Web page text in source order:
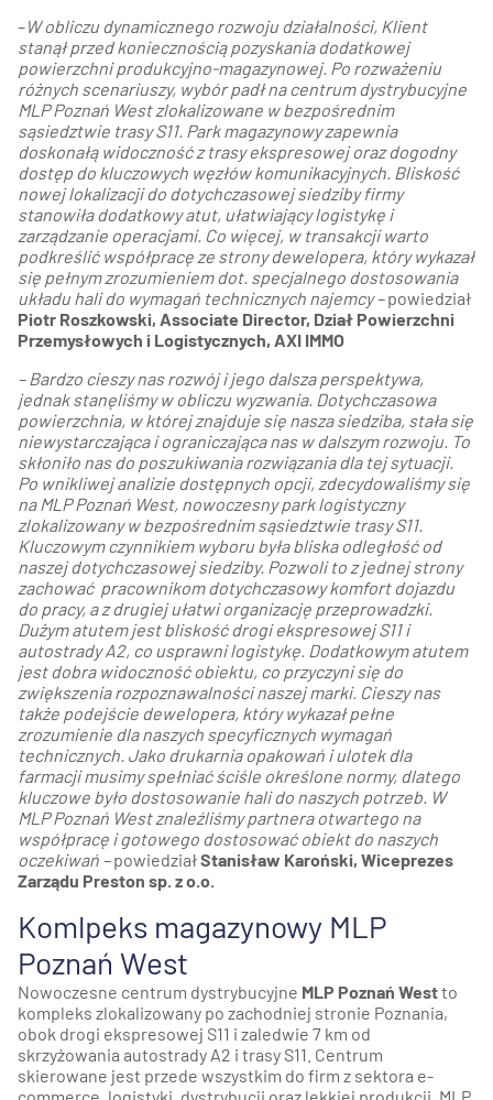
–W obliczu dynamicznego rozwoju działalności, Klient
stanął przed koniecznością pozyskania dodatkowej
powierzchni produkcyjno-magazynowej. Po rozważeniu
różnych scenariuszy, wybór padł na centrum dystrybucyjne
MLP Poznań West zlokalizowane w bezpośrednim
sąsiedztwie trasy S11. Park magazynowy zapewnia
doskonałą widoczność z trasy ekspresowej oraz dogodny
dostęp do kluczowych węzłów komunikacyjnych. Bliskość
nowej lokalizacji do dotychczasowej siedziby firmy
stanowiła dodatkowy atut, ułatwiający logistykę i
zarządzanie operacjami. Co więcej, w transakcji warto
podkreślić współpracę ze strony dewelopera, który wykazał
się pełnym zrozumieniem dot. specjalnego dostosowania
układu hali do wymagań technicznych najemcy –powiedział
Piotr Roszkowski, Associate Director, Dział Powierzchni
Przemysłowych i Logistycznych, AXI IMMO
– Bardzo cieszy nas rozwój i jego dalsza perspektywa,
jednak stanęliśmy w obliczu wyzwania. Dotychczasowa
powierzchnia, w której znajduje się nasza siedziba, stała się
niewystarczająca i ograniczająca nas w dalszym rozwoju. To
skłoniło nas do poszukiwania rozwiązania dla tej sytuacji.
Po wnikliwej analizie dostępnych opcji, zdecydowaliśmy się
na MLP Poznań West, nowoczesny park logistyczny
zlokalizowany w bezpośrednim sąsiedztwie trasy S11.
Kluczowym czynnikiem wyboru była bliska odległość od
naszej dotychczasowej siedziby. Pozwoli to z jednej strony
zachować pracownikom dotychczasowy komfort dojazdu
do pracy, a z drugiej ułatwi organizację przeprowadzki.
Dużym atutem jest bliskość drogi ekspresowej S11 i
autostrady A2, co usprawni logistykę. Dodatkowym atutem
jest dobra widoczność obiektu, co przyczyni się do
zwiększenia rozpoznawalności naszej marki. Cieszy nas
także podejście dewelopera, który wykazał pełne
zrozumienie dla naszych specyficznych wymagań
technicznych. Jako drukarnia opakowań i ulotek dla
farmacji musimy spełniać ściśle określone normy, dlatego
kluczowe było dostosowanie hali do naszych potrzeb. W
MLP Poznań West znaleźliśmy partnera otwartego na
współpracę i gotowego dostosować obiekt do naszych
oczekiwań –powiedziałStanisław Karoński, Wiceprezes
Zarządu Preston sp. z o.o.
Komlpeks magazynowy MLP
Poznań West
Nowoczesne centrum dystrybucyjne MLP Poznań Westto
kompleks zlokalizowany po zachodniej stronie Poznania,
obok drogi ekspresowej S11 i zaledwie 7 km od
skrzyżowania autostrady A2 i trasy S11. Centrum
skierowane jest przede wszystkim do firm z sektora e-